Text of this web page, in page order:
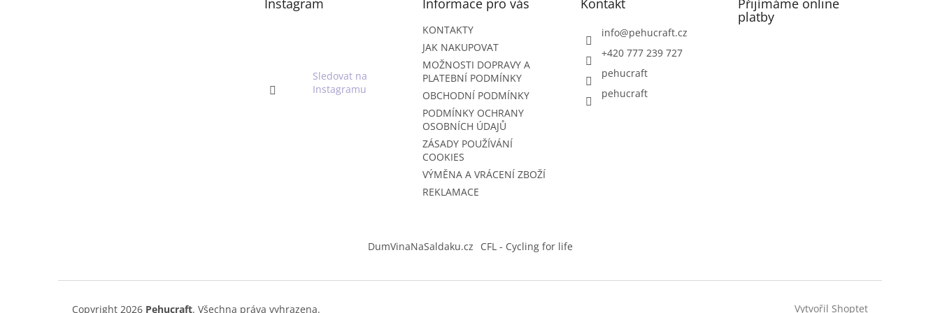
Instagram
Sledovat na
Instagramu
Informace pro vás
KONTAKTY
JAK NAKUPOVAT
MOŽNOSTI DOPRAVY A
PLATEBNÍ PODMÍNKY
OBCHODNÍ PODMÍNKY
PODMÍNKY OCHRANY
OSOBNÍCH ÚDAJŮ
ZÁSADY POUŽÍVÁNÍ
COOKIES
VÝMĚNA A VRÁCENÍ ZBOŽÍ
REKLAMACE
Kontakt
info@pehucraft.cz
+420 777 239 727
pehucraft
pehucraft
Přijímáme online
platby
DumVinaNaSaldaku.cz CFL - Cycling for life
Vytvořil Shoptet
Copyright 2026 Pehucraft. Všechna práva vyhrazena.